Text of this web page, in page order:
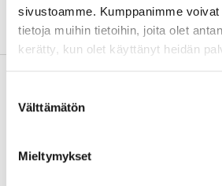
sivustoamme. Kumppanimme
tietoja muihin tietoihin, joita olet
kerätty, kun olet käyttänyt heidän
valinta
Välttämätön
Mieltymykset
Tietoa valmistajasta
Osta verkosta ja nouda